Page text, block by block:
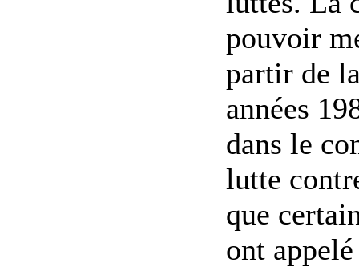
pouvoir
partir de
années
dans le
lutte
que
ont